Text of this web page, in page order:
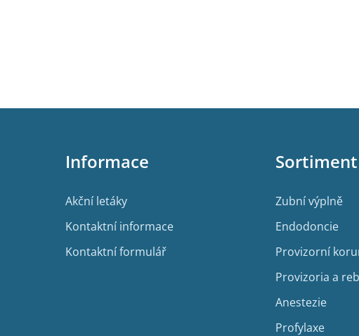
Z
Informace
Akční letáky
Kontaktní informace
Kontaktní formulář
Sortiment
Zubní výplně
Endodoncie
Provizorní
Provizoria a
Anestezie
Profylaxe